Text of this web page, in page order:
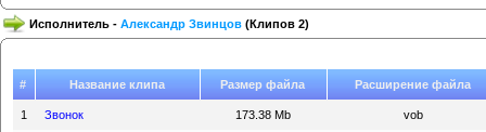
Исполнитель - Александр Звинцов (Клипов 2)
# Название клипа Размер файла Расширение файла
1 Звонок 173.38 Mb vob